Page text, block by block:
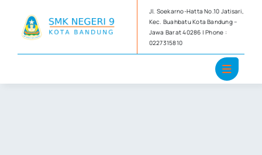
content
Jl. Soekarno-Hatta No.10 Jatisari,
Kec. Buahbatu Kota Bandung –
Jawa Barat 40286 | Phone :
0227315810